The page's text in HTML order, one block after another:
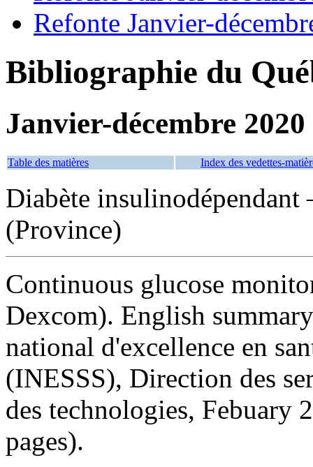
Refonte Janvier-
Bibliographie du
Janvier-décembre 2020
Table des matières Index des vedettes-
Diabète
(Province)
Continuous glucose
Dexcom). English summary
national d'excellence en
(INESSS), Direction des
des technologies, Febuary
pages).